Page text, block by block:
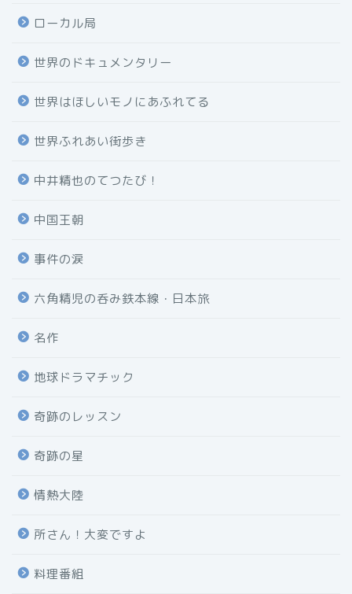
ローカル局
世界のドキュメンタリー
世界はほしいモノにあふれてる
世界ふれあい街歩き
中井精也のてつたび！
中国王朝
事件の涙
六角精児の呑み鉄本線・日本旅
名作
地球ドラマチック
奇跡のレッスン
奇跡の星
情熱大陸
所さん！大変ですよ
料理番組